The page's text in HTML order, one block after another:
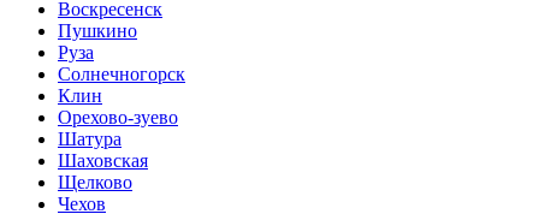
Воскресенск
Пушкино
Руза
Солнечногорск
Клин
Орехово-зуево
Шатура
Шаховская
Щелково
Чехов